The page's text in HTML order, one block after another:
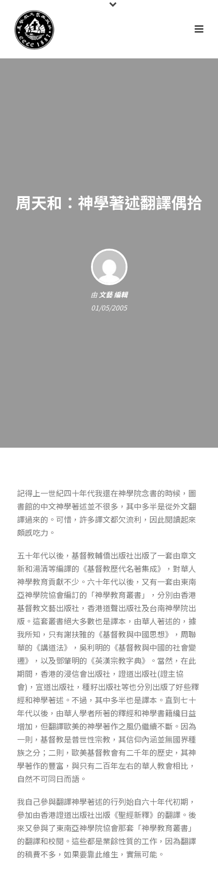
周天和：神學著述翻譯偶拾
由文藝 編輯
01/05/2005
記得上一世紀四十年代我還在神學院念書的時候，圖
書館的中文神學著述並不很多，其中多半是從外文翻
譯過來的。可惜，許多譯文都欠流利，因此閱讀起來
頗慼吃力。
五十年代以後，基督教輔僑出版社出版了一套由章文
新和湯清等編譯的《基督教歷代名著集成》，對華人
神學教育貢獻不少。六十年代以後，又有一套由東南
亞神學院協會編訂的「神學教育叢書」，分別由香港
基督教文藝出版社，香港道聲出版社及台南神學院出
版。這套叢書絕大多數也是譯本，由華人著述的，據
我所知，只有謝扶雅的《基督教與中國思想》，周聯
華的《講道法》，吳利明的《基督教與中國的社會變
遷》，以及鄧肇明的《英漢宗教字典》。當然，在此
期間，香港的浸信會出版社，證道出版社(證主協
會)，宣道出版社，種籽出版社等也分別出版了好些釋
經和神學著述。不過，其中多半也是譯本。直到七十
年代以後，由華人學者所著的釋經和神學書籍纔日益
增加，但翻譯歐美的神學著作之風仍繼續不斷。因為
一則，基督教是普世性宗教，其信仰內涵並無國界種
族之分；二則，歐美基督教會有二千年的歷史，其神
學著作的豐富，與只有二百年左右的華人教會相比，
自然不可同日而語。
我自己參與翻譯神學著述的行列始自六十年代初期，
參加由香港證道出版社出版《聖經新釋》的翻譯。後
來又參與了東南亞神學院協會那套「神學教育叢書」
的翻譯和校閱。這些都是業餘性質的工作，因為翻譯
的稿費不多，如果要靠此維生，實無可能。